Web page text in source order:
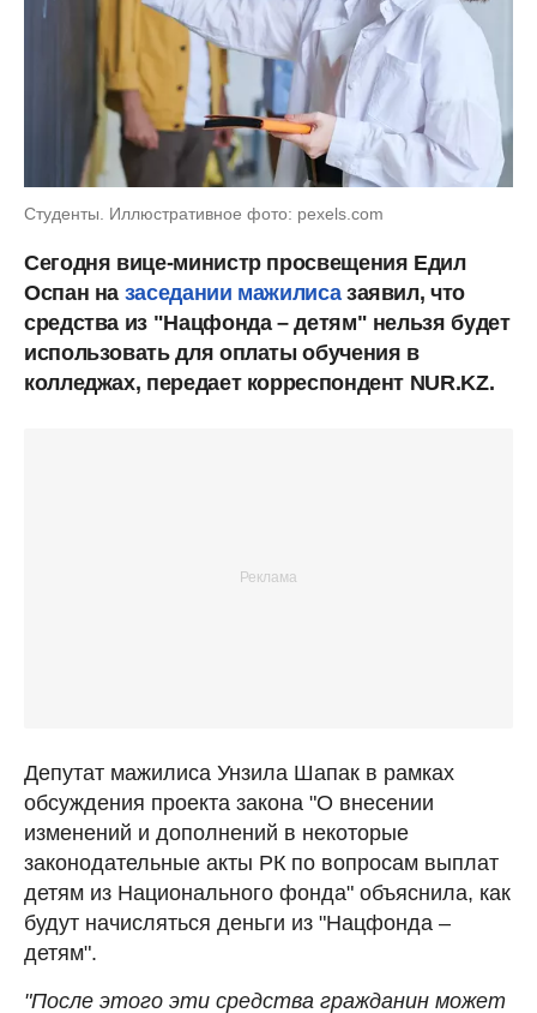
Студенты. Иллюстративное фото: pexels.com
Сегодня вице-министр просвещения Едил
Оспан на заседании мажилисазаявил, что
средства из "Нацфонда – детям" нельзя будет
использовать для оплаты обучения в
колледжах, передает корреспондент NUR.KZ.
Депутат мажилиса Унзила Шапак в рамках
обсуждения проекта закона "О внесении
изменений и дополнений в некоторые
законодательные акты РК по вопросам выплат
детям из Национального фонда" объяснила, как
будут начисляться деньги из "Нацфонда –
детям".
"После этого эти средства гражданин может